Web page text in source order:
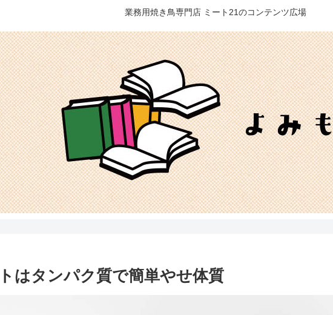
業務用焼き鳥専門店 ミート21のコンテンツ広場
はタンパク質で簡単やせ体質